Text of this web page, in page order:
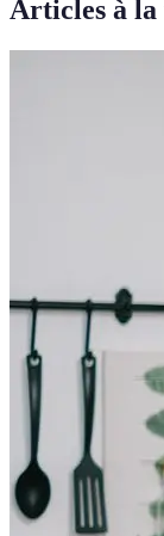
Articles à la